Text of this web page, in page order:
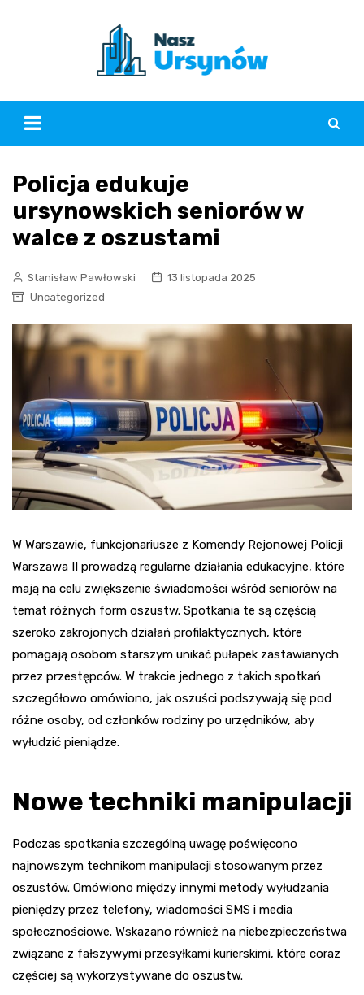
Policja edukuje
ursynowskich seniorów w
walce z oszustami
Stanisław Pawłowski
13 listopada 2025
Uncategorized
W Warszawie, funkcjonariusze z Komendy Rejonowej Policji
Warszawa II prowadzą regularne działania edukacyjne, które
mają na celu zwiększenie świadomości wśród seniorów na
temat różnych form oszustw. Spotkania te są częścią
szeroko zakrojonych działań profilaktycznych, które
pomagają osobom starszym unikać pułapek zastawianych
przez przestępców. W trakcie jednego z takich spotkań
szczegółowo omówiono, jak oszuści podszywają się pod
różne osoby, od członków rodziny po urzędników, aby
wyłudzić pieniądze.
Nowe techniki manipulacji
Podczas spotkania szczególną uwagę poświęcono
najnowszym technikom manipulacji stosowanym przez
oszustów. Omówiono między innymi metody wyłudzania
pieniędzy przez telefony, wiadomości SMS i media
społecznościowe. Wskazano również na niebezpieczeństwa
związane z fałszywymi przesyłkami kurierskimi, które coraz
częściej są wykorzystywane do oszustw.